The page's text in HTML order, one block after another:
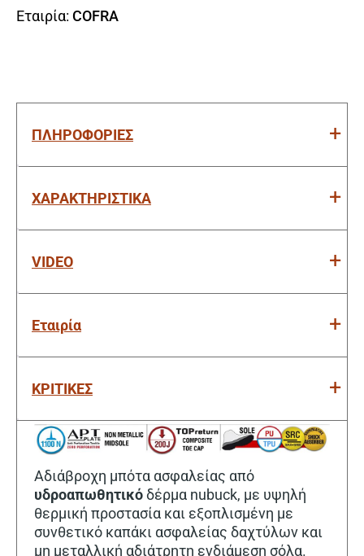
Εταιρία: COFRA
ΠΛΗΡΟΦΟΡΙΕΣ
ΧΑΡΑΚΤΗΡΙΣΤΙΚΑ
VIDEO
Εταιρία
ΚΡΙΤΙΚΕΣ
Αδιάβροχη μπότα ασφαλείας από
υδροαπωθητικόδέρμα nubuck, με υψηλή
θερμική προστασία και εξοπλισμένη με
συνθετικό καπάκι ασφαλείας δαχτύλων και
μη μεταλλική αδιάτρητη ενδιάμεση σόλα.